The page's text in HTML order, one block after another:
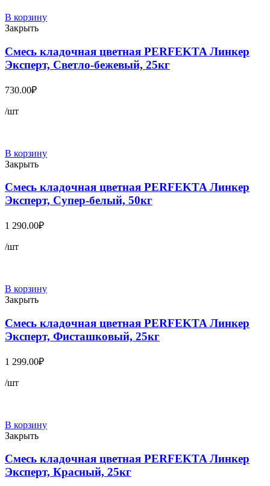
В корзину
Закрыть
Смесь кладочная цветная PERFEKTA Линкер
Эксперт, Светло-бежевый, 25кг
730.00₽
/шт
В корзину
Закрыть
Смесь кладочная цветная PERFEKTA Линкер
Эксперт, Супер-белый, 50кг
1 290.00₽
/шт
В корзину
Закрыть
Смесь кладочная цветная PERFEKTA Линкер
Эксперт, Фисташковый, 25кг
1 299.00₽
/шт
В корзину
Закрыть
Смесь кладочная цветная PERFEKTA Линкер
Эксперт, Красный, 25кг